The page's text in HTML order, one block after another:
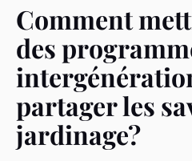
Comment
des
partager les
jardinage?